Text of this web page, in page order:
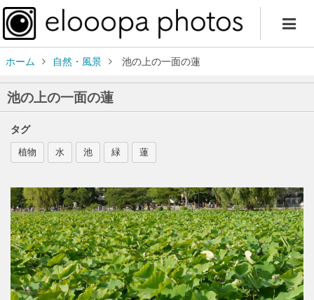
ホーム 自然・風景 池の上の一面の蓮
池の上の一面の蓮
タグ
植物 水 池 緑 蓮